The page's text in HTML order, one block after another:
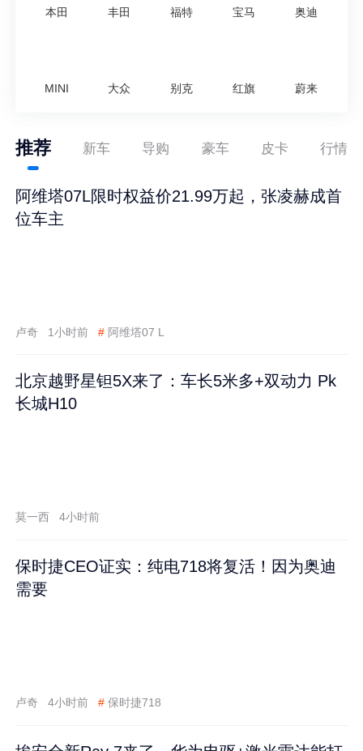
本田 丰田 福特 宝马 奥迪
MINI 大众 别克 红旗 蔚来
推荐 新车 导购 豪车 皮卡 行情
阿维塔07L限时权益价21.99万起，张凌赫成首
位车主
卢奇 1小时前 # 阿维塔07 L
北京越野星钽5X来了：车长5米多+双动力 Pk
长城H10
莫一西 4小时前
保时捷CEO证实：纯电718将复活！因为奥迪
需要
卢奇 4小时前 # 保时捷718